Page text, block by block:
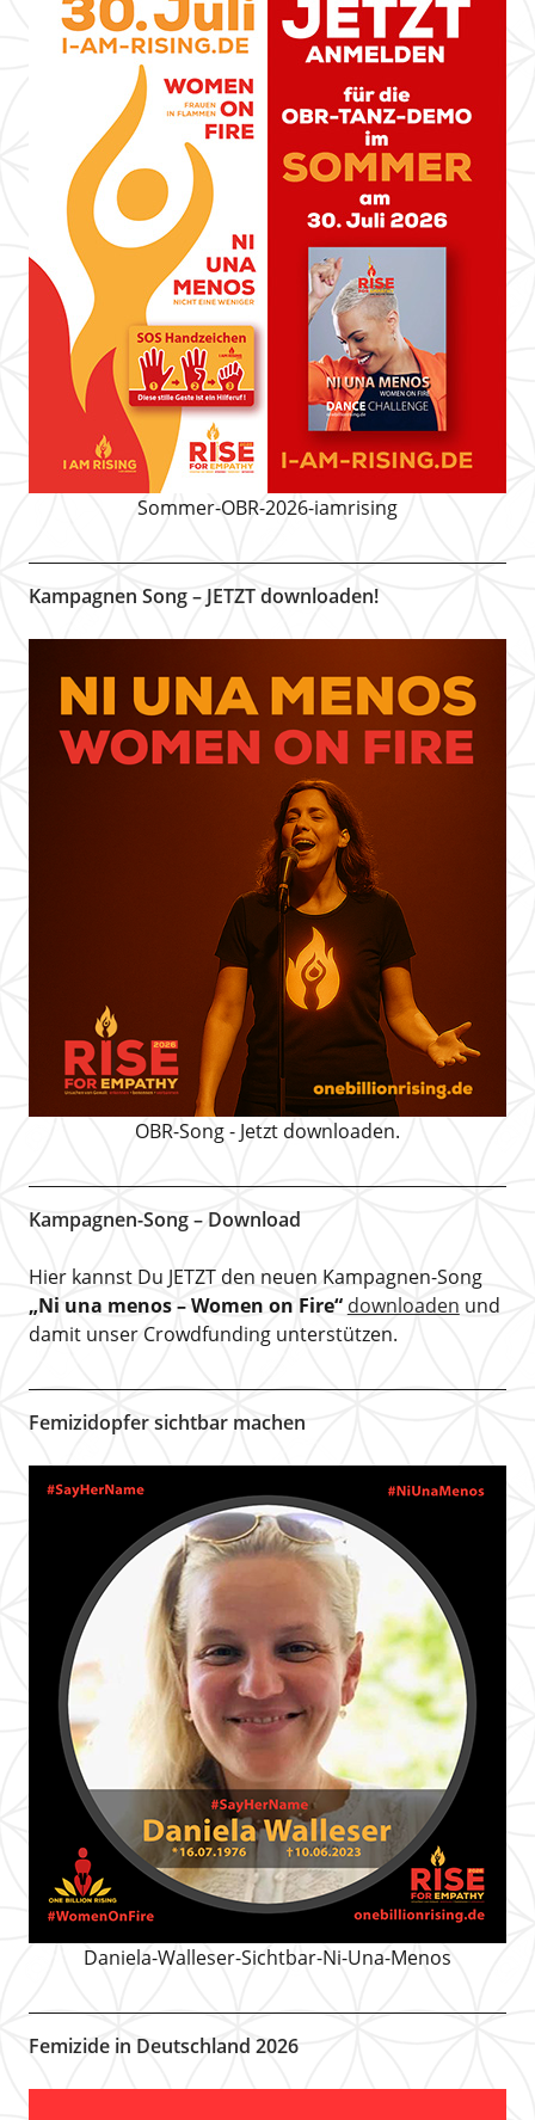
Sommer-OBR-2026-iamrising
Kampagnen Song – JETZT downloaden!
OBR-Song - Jetzt downloaden.
Kampagnen-Song – Download
Hier kannst Du JETZT den neuen Kampagnen-Song
„Ni una menos – Women on Fire“ downloaden und
damit unser Crowdfunding unterstützen.
Femizidopfer sichtbar machen
Daniela-Walleser-Sichtbar-Ni-Una-Menos
Femizide in Deutschland 2026